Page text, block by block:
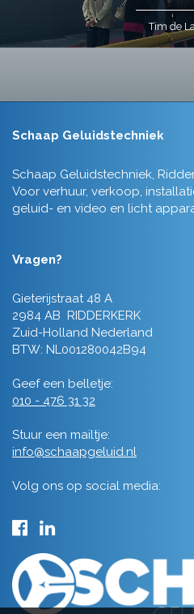
Tim de
Schaap Geluidstechniek
Schaap Geluidstechniek,
Voor verhuur, verkoop,
geluid- en video en licht
Vragen?
Gieterijstraat 48 A
2984 AB RIDDERKERK
Zuid-Holland Nederland
BTW: NL001280042B94
Geef een belletje:
010 - 476 31 32
Stuur een mailtje:
info@schaapgeluid.nl
Volg ons op social media: